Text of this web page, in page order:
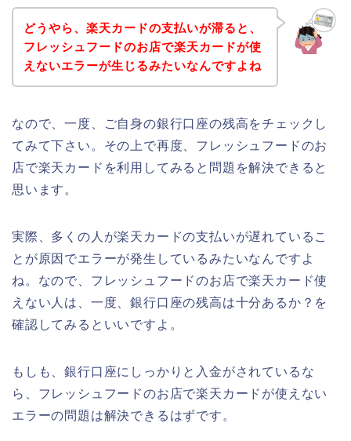
どうやら、楽天カードの支払いが滞ると、
フレッシュフードのお店で楽天カードが使
えないエラーが生じるみたいなんですよね
なので、一度、ご自身の銀行口座の残高をチェックし
てみて下さい。その上で再度、フレッシュフードのお
店で楽天カードを利用してみると問題を解決できると
思います。
実際、多くの人が楽天カードの支払いが遅れているこ
とが原因でエラーが発生しているみたいなんですよ
ね。なので、フレッシュフードのお店で楽天カード使
えない人は、一度、銀行口座の残高は十分あるか？を
確認してみるといいですよ。
もしも、銀行口座にしっかりと入金がされているな
ら、フレッシュフードのお店で楽天カードが使えない
エラーの問題は解決できるはずです。